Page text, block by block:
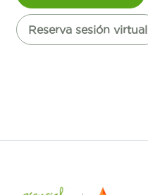
Reserva sesión virtual